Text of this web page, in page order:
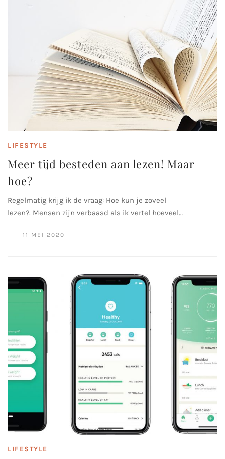
LIFESTYLE
Meer tijd besteden aan lezen! Maar
hoe?
Regelmatig krijg ik de vraag: Hoe kun je zoveel
lezen?. Mensen zijn verbaasd als ik vertel hoeveel…
11 MEI 2020
LIFESTYLE